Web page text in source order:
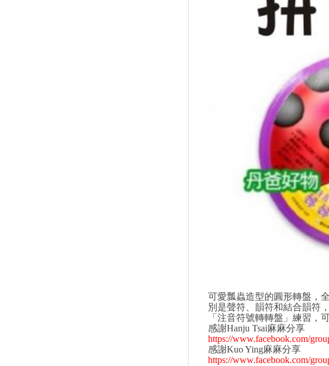
可愛瓢蟲造型的圓形轉盤，
別是聲符、韻符和結合韻符
「注音符號轉轉盤」練習，
感謝Hanju Tsai麻麻分享
https://www.facebook.com/
感謝Kuo Ying麻麻分享
https://www.facebook.com/